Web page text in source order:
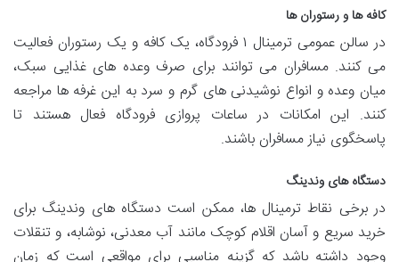
کافه ها و رستوران ها
در سالن عمومی ترمینال ۱ فرودگاه، یک کافه و یک رستوران فعالیت
می کنند. مسافران می توانند برای صرف وعده های غذایی سبک،
میان وعده و انواع نوشیدنی های گرم و سرد به این غرفه ها مراجعه
کنند. این امکانات در ساعات پروازی فرودگاه فعال هستند تا
پاسخگوی نیاز مسافران باشند.
دستگاه های وندینگ
در برخی نقاط ترمینال ها، ممکن است دستگاه های وندینگ برای
خرید سریع و آسان اقلام کوچک مانند آب معدنی، نوشابه، و تنقلات
وجود داشته باشد که گزینه مناسبی برای مواقعی است که زمان